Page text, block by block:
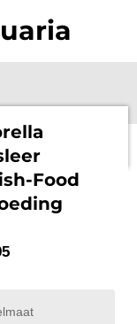
Food